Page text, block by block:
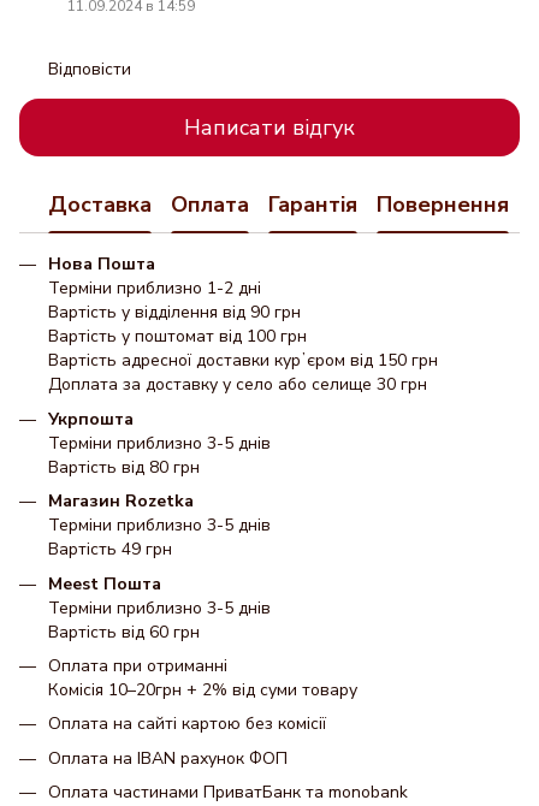
11.09.2024 в 14:59
Відповісти
Написати відгук
Доставка Оплата Гарантія Повернення
Нова Пошта
Терміни приблизно 1-2 дні
Вартість у відділення від 90 грн
Вартість у поштомат від 100 грн
Вартість адресної доставки курʼєром від 150 грн
Доплата за доставку у село або селище 30 грн
Укрпошта
Терміни приблизно 3-5 днів
Вартість від 80 грн
Магазин Rozetka
Терміни приблизно 3-5 днів
Вартість 49 грн
Meest Пошта
Терміни приблизно 3-5 днів
Вартість від 60 грн
Оплата при отриманні
Комісія 10–20грн + 2% від суми товару
Оплата на сайті картою без комісії
Оплата на IBAN рахунок ФОП
Оплата частинами ПриватБанк та monobank